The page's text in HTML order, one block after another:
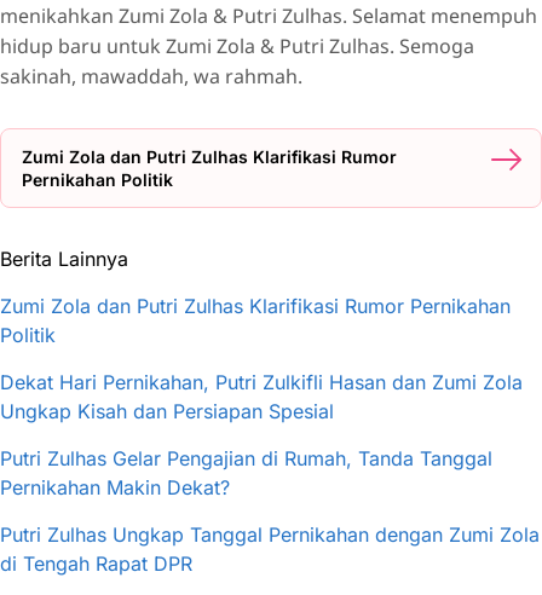
menikahkan Zumi Zola & Putri Zulhas. Selamat menempuh
hidup baru untuk Zumi Zola & Putri Zulhas. Semoga
sakinah, mawaddah, wa rahmah.
Zumi Zola dan Putri Zulhas Klarifikasi Rumor
Pernikahan Politik
Berita Lainnya
Zumi Zola dan Putri Zulhas Klarifikasi Rumor Pernikahan
Politik
Dekat Hari Pernikahan, Putri Zulkifli Hasan dan Zumi Zola
Ungkap Kisah dan Persiapan Spesial
Putri Zulhas Gelar Pengajian di Rumah, Tanda Tanggal
Pernikahan Makin Dekat?
Putri Zulhas Ungkap Tanggal Pernikahan dengan Zumi Zola
di Tengah Rapat DPR